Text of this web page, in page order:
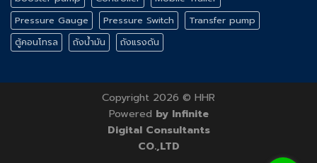
ต้องการ
DIAPHRAGM
TANK
Pressure Gauge
Pressure Switch
Transfer pump
ตู้คอนโทรล
ถังน้ำมัน ถังแรงดัน
Copyright 2026 © HHR
Powered by Infinite
Digital Consultants
CO.,LTD